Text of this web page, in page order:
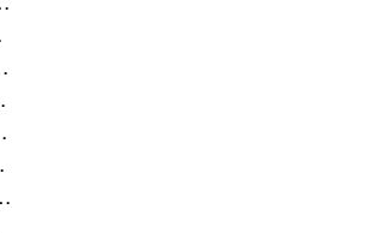
крошки
материалы